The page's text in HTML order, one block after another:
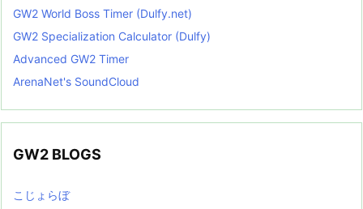
GW2 World Boss Timer (Dulfy.net)
GW2 Specialization Calculator (Dulfy)
Advanced GW2 Timer
ArenaNet's SoundCloud
GW2 BLOGS
こじょらぼ